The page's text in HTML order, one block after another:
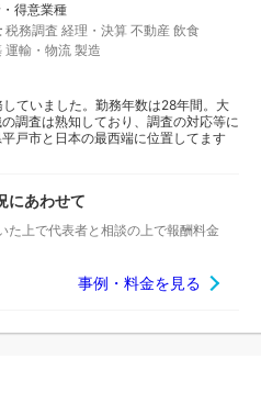
得意業種
税務調査 経理・決算 不動産 飲食
運輸・物流 製造
ていました。勤務年数は28年間。大
調査は熟知しており、調査の対応等に
戸市と日本の最西端に位置してます
にあわせて
た上で代表者と相談の上で報酬料金
事例・料金を見る